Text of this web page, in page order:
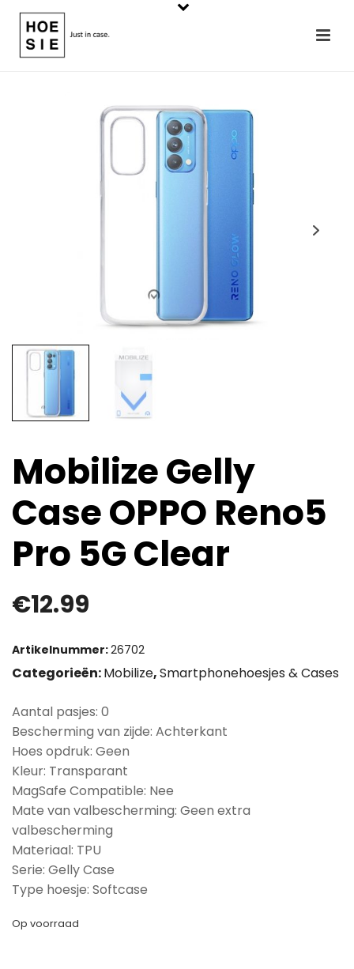
Mobilize Gelly
Case OPPO Reno5
Pro 5G Clear
€12.99
Artikelnummer:26702
Categorieën:Mobilize,Smartphonehoesjes & Cases
Aantal pasjes: 0
Bescherming van zijde: Achterkant
Hoes opdruk: Geen
Kleur: Transparant
MagSafe Compatible: Nee
Mate van valbescherming: Geen extra
valbescherming
Materiaal: TPU
Serie: Gelly Case
Type hoesje: Softcase
Op voorraad